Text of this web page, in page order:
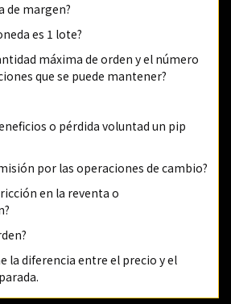
de margen?
es 1 lote?
máxima de orden y el número
que se puede mantener?
o pérdida voluntad un pip
por las operaciones de cambio?
en la reventa o
la diferencia entre el precio y el